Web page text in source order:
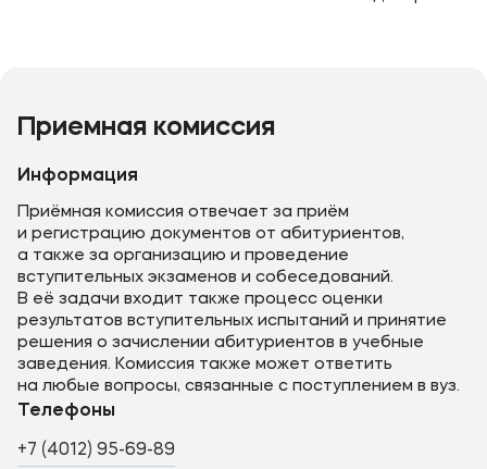
Приемная комиссия
Информация
Приёмная комиссия отвечает за приём
и регистрацию документов от абитуриентов,
а также за организацию и проведение
вступительных экзаменов и собеседований.
В её задачи входит также процесс оценки
результатов вступительных испытаний и принятие
решения о зачислении абитуриентов в учебные
заведения. Комиссия также может ответить
на любые вопросы, связанные с поступлением в вуз.
Телефоны
+7 (4012) 95-69-89